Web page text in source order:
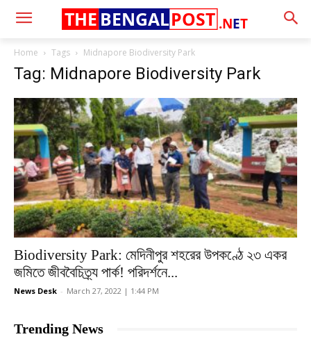
.NET
THE BENGALPOST
Home Tags Midnapore Biodiversity Park
Tag: Midnapore Biodiversity Park
Biodiversity Park: মেদিনীপুর শহরের উপকণ্ঠে ২৩ একর
জমিতে জীববৈচিত্র্য পার্ক! পরিদর্শনে...
News Desk - March 27, 2022 | 1:44 PM
Trending News